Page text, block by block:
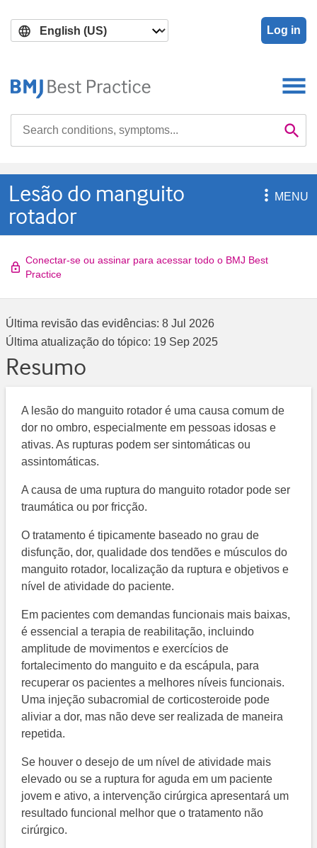
main
search
Log in

Lesão do manguito
rotador
MENU
Conectar-se ou assinar para acessar todo o BMJ Best
Practice
Última revisão das evidências: 8 Jul 2026
Última atualização do tópico: 19 Sep 2025
Resumo
A lesão do manguito rotador é uma causa comum de
dor no ombro, especialmente em pessoas idosas e
ativas. As rupturas podem ser sintomáticas ou
assintomáticas.
A causa de uma ruptura do manguito rotador pode ser
traumática ou por fricção.
O tratamento é tipicamente baseado no grau de
disfunção, dor, qualidade dos tendões e músculos do
manguito rotador, localização da ruptura e objetivos e
nível de atividade do paciente.
Em pacientes com demandas funcionais mais baixas,
é essencial a terapia de reabilitação, incluindo
amplitude de movimentos e exercícios de
fortalecimento do manguito e da escápula, para
recuperar os pacientes a melhores níveis funcionais.
Uma injeção subacromial de corticosteroide pode
aliviar a dor, mas não deve ser realizada de maneira
repetida.
Se houver o desejo de um nível de atividade mais
elevado ou se a ruptura for aguda em um paciente
jovem e ativo, a intervenção cirúrgica apresentará um
resultado funcional melhor que o tratamento não
cirúrgico.